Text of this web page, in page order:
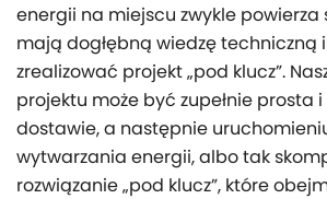
energii na miejscu zwykle powierza
mają dogłębną wiedzę techniczną
zrealizować projekt „pod klucz”.
projektu może być zupełnie prosta
dostawie, a następnie
wytwarzania energii, albo tak
rozwiązanie „pod klucz”, które